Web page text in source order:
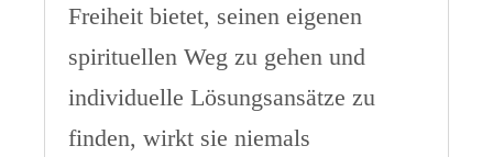
Freiheit bietet, seinen eigenen
spirituellen Weg zu gehen und
individuelle Lösungsansätze zu
finden, wirkt sie niemals